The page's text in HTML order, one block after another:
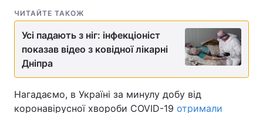
ЧИТАЙТЕ ТАКОЖ
Усі падають з ніг: інфекціоніст
показав відео з ковідної лікарні
Дніпра
Нагадаємо, в Україні за минулу добу від
коронавірусної хвороби COVID-19 отримали